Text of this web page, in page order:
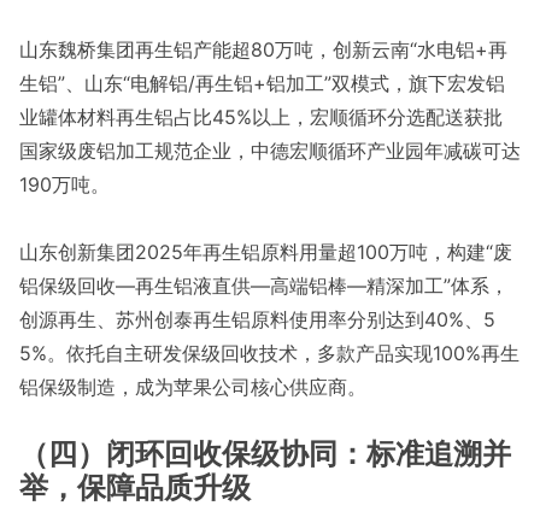
山东魏桥集团再生铝产能超80万吨，创新云南“水电铝+再
生铝”、山东“电解铝/再生铝+铝加工”双模式，旗下宏发铝
业罐体材料再生铝占比45%以上，宏顺循环分选配送获批
国家级废铝加工规范企业，中德宏顺循环产业园年减碳可达
190万吨。
山东创新集团2025年再生铝原料用量超100万吨，构建“废
铝保级回收—再生铝液直供—高端铝棒—精深加工”体系，
创源再生、苏州创泰再生铝原料使用率分别达到40%、5
5%。依托自主研发保级回收技术，多款产品实现100%再生
铝保级制造，成为苹果公司核心供应商。
（四）闭环回收保级协同：标准追溯并
举，保障品质升级